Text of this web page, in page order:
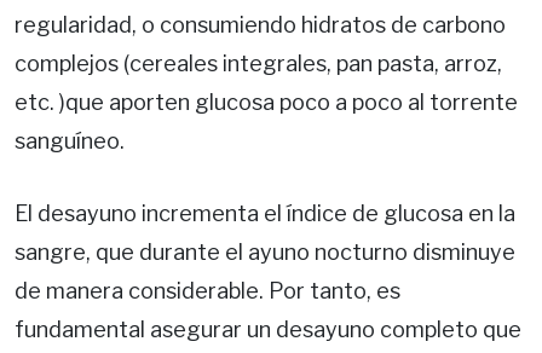
regularidad, o consumiendo hidratos de carbono
complejos (cereales integrales, pan pasta, arroz,
etc. )que aporten glucosa poco a poco al torrente
sanguíneo.
El desayuno incrementa el índice de glucosa en la
sangre, que durante el ayuno nocturno disminuye
de manera considerable. Por tanto, es
fundamental asegurar un desayuno completo que